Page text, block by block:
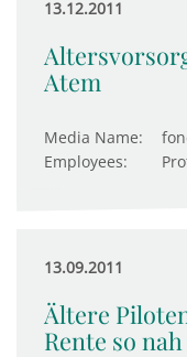
13.12.2011
Atem
Media Name:
Employees:
13.09.2011
Ältere
Rente so nah